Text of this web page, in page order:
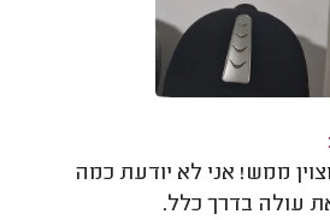
ממש! אני לא יודעת כמה
עולה בדרך כלל.